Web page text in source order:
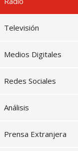
Televisión
Medios Digitales
Redes Sociales
Análisis
Prensa Extranjera